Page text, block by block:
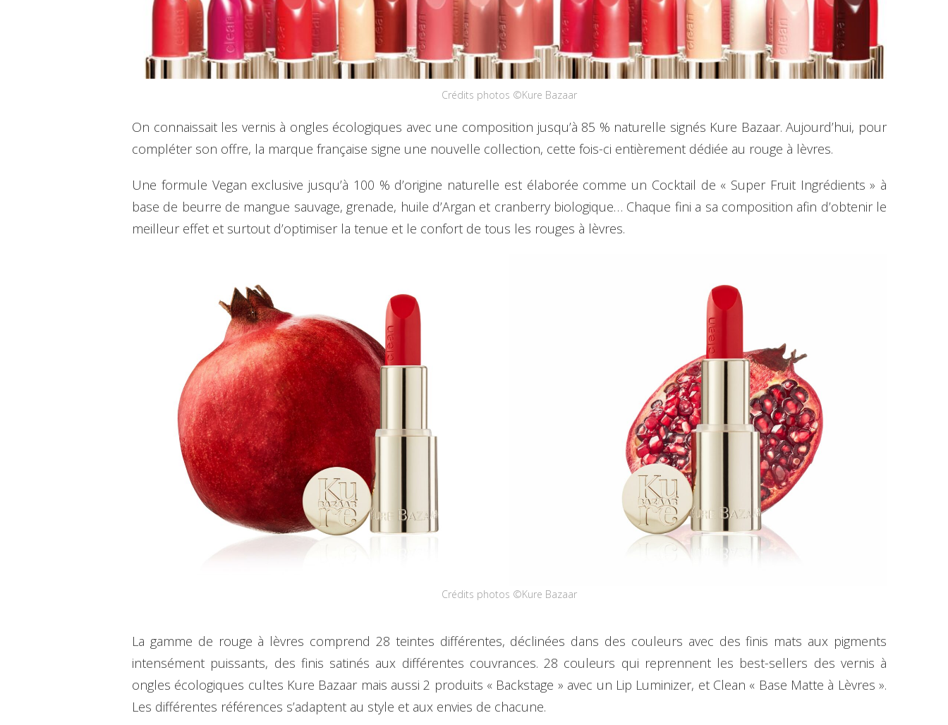
Crédits photos ©Kure Bazaar
On connaissait les vernis à ongles écologiques avec une composition jusqu’à 85 % naturelle signés Kure Bazaar. Aujourd’hui, pour
compléter son offre, la marque française signe une nouvelle collection, cette fois-ci entièrement dédiée au rouge à lèvres.
Une formule Vegan exclusive jusqu’à 100 % d’origine naturelle est élaborée comme un Cocktail de « Super Fruit Ingrédients » à
base de beurre de mangue sauvage, grenade, huile d’Argan et cranberry biologique… Chaque fini a sa composition afin d’obtenir le
meilleur effet et surtout d’optimiser la tenue et le confort de tous les rouges à lèvres.
Crédits photos ©Kure Bazaar
La gamme de rouge à lèvres comprend 28 teintes différentes, déclinées dans des couleurs avec des finis mats aux pigments
intensément puissants, des finis satinés aux différentes couvrances. 28 couleurs qui reprennent les best-sellers des vernis à
ongles écologiques cultes Kure Bazaar mais aussi 2 produits « Backstage » avec un Lip Luminizer, et Clean « Base Matte à Lèvres ».
Les différentes références s’adaptent au style et aux envies de chacune.